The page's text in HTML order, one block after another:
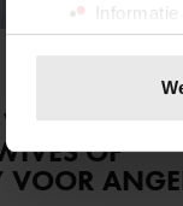
Uw
toestemming op
We gebruiken
websiteverkeer
IN
OF
VOOR